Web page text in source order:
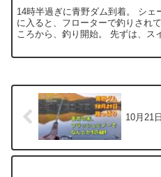
14時半過ぎに青野ダム到着。 シ
に入ると、フローターで釣りされ
ころから、釣り開始。 先ずは、
10月21